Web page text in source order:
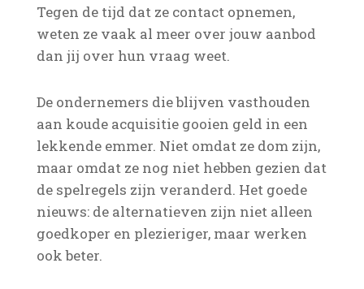
Tegen de tijd dat ze contact opnemen,
weten ze vaak al meer over jouw aanbod
dan jij over hun vraag weet.
De ondernemers die blijven vasthouden
aan koude acquisitie gooien geld in een
lekkende emmer. Niet omdat ze dom zijn,
maar omdat ze nog niet hebben gezien dat
de spelregels zijn veranderd. Het goede
nieuws: de alternatieven zijn niet alleen
goedkoper en plezieriger, maar werken
ook beter.